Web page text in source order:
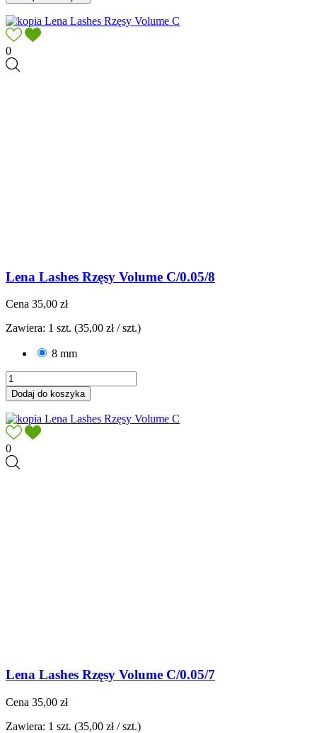
0
Lena Lashes Rzęsy Volume C/0.05/8
Cena 35,00 zł
Zawiera: 1 szt. (35,00 zł / szt.)
8 mm
Dodaj do koszyka
0
Lena Lashes Rzęsy Volume C/0.05/7
Cena 35,00 zł
Zawiera: 1 szt. (35,00 zł / szt.)